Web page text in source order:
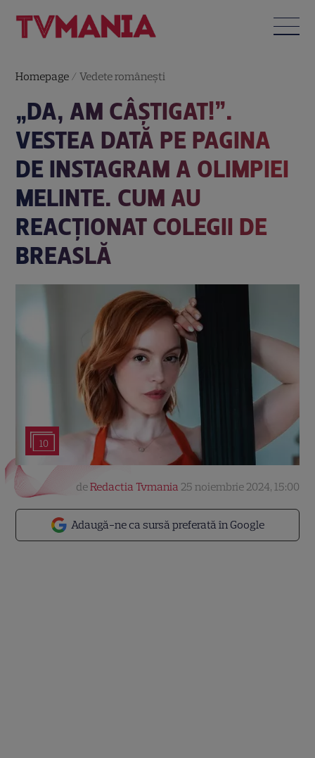
Homepage /Vedete româneşti
„DA, AM CÂȘTIGAT!”.
VESTEA DATĂ PE PAGINA
DE INSTAGRAM A OLIMPIEI
MELINTE. CUM AU
REACȚIONAT COLEGII DE
BREASLĂ
10
Adaugă-ne ca sursă preferată în Google
deRedactia Tvmania 25 noiembrie 2024, 15:00